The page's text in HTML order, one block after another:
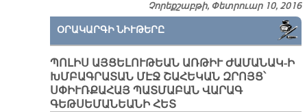
Չորեքշաբթի, Փետրուար 10, 2016
ՕՐԱԿԱՐԳԻ ՆԻՒԹԵՐԸ
ՊՈԼԻՍ ԱՅՑԵԼՈՒԹԵԱՆ ԱՌԹԻՒ ԺԱՄԱՆԱԿ-Ի
ԽՄԲԱԳՐԱՏԱՆ ՄԷՋ ՇԱՀԵԿԱՆ ԶՐՈՅՑ՝
ՍՓԻՒՌՔԱՀԱՅ ՊԱՏՄԱԲԱՆ ՎԱՐԱԳ
ԳԵԹՍԵՄԱՆԵԱՆԻ ՀԵՏ